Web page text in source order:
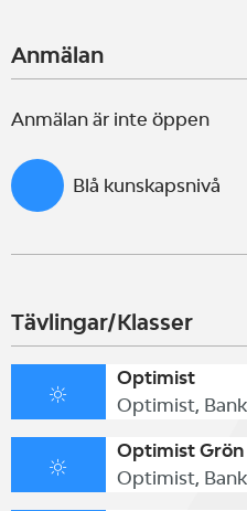
Anmälan
Anmälan är inte öppen
Blå kunskapsnivå
Tävlingar/Klasser
Optimist
Optimist,
Optimist Grön
Optimist,